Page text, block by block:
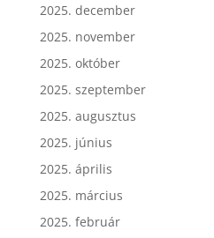
2025. december
2025. november
2025. október
2025. szeptember
2025. augusztus
2025. június
2025. április
2025. március
2025. február